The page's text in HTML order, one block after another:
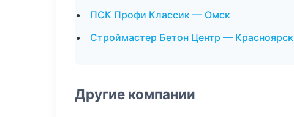
ПСК Профи Классик — Омск
Строймастер Бетон Центр — Красноярск
Другие компании